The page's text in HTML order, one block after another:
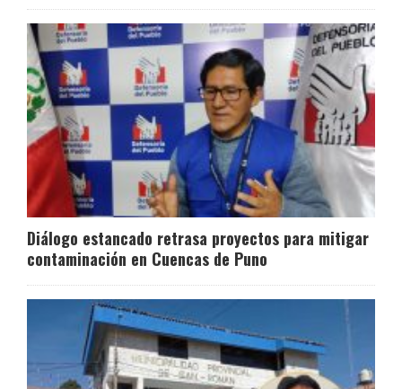
Diálogo estancado retrasa proyectos para mitigar
contaminación en Cuencas de Puno